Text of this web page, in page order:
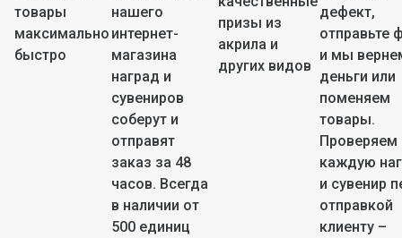
нашего
интернет-
магазина
наград и
сувениров
соберут и
отправят
заказ за 48
часов. Всегда
в наличии от
500 единиц
дефект,
отправьте
и мы
деньги или
поменяем
товары.
Проверяем
каждую
и сувенир
отправкой
клиенту –